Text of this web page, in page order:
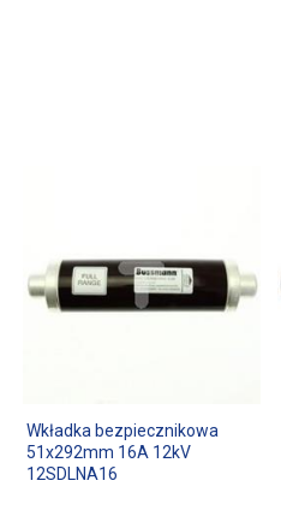
Wkładka bezpiecznikowa
51x292mm 16A 12kV
12SDLNA16